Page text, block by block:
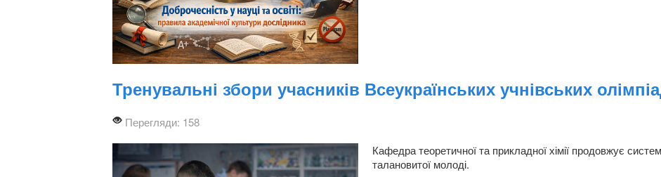
Тренувальні збори учасників Всеукраїнських учнівських
Перегляди: 158
Кафедра теоретичної та прикладної хімії продовжує
талановитої молоді.